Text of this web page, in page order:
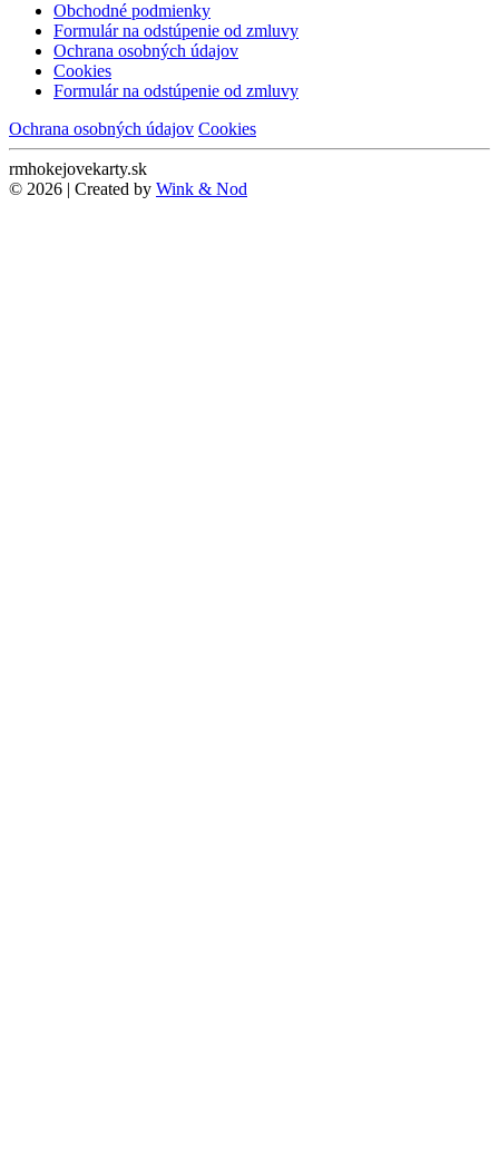
Obchodné podmienky
Formulár na odstúpenie od zmluvy
Ochrana osobných údajov
Cookies
Formulár na odstúpenie od zmluvy
Ochrana osobných údajov Cookies
rmhokejovekarty.sk
© 2026 | Created by Wink & Nod